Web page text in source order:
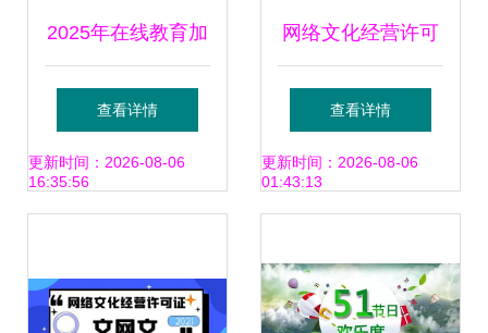
2025年在线教育加
盟费用与网络文化
经营许可证全解析
查看详情
更新时间：2026-08-06
16:35:56
网络文化经营许可
证有效期与续期必
要性详解
查看详情
更新时间：2026-08-06
01:43:13